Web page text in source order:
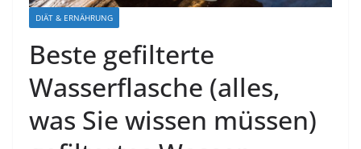
DIÄT & ERNÄHRUNG
Beste gefilterte
Wasserflasche (alles,
was Sie wissen müssen)